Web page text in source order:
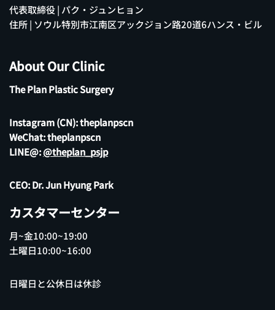
代表取締役 | パク・ジュンヒョン
住所 | ソウル特別市江南区アックジョン路20道6ハンス・ビル
About Our Clinic
The Plan Plastic Surgery
Instagram (CN):theplanpscn
WeChat: theplanpscn
LINE@:@theplan_psjp
CEO: Dr. Jun Hyung Park
カスタマーセンター
月~金10:00~19:00
土曜日10:00~16:00
日曜日と公休日は休診